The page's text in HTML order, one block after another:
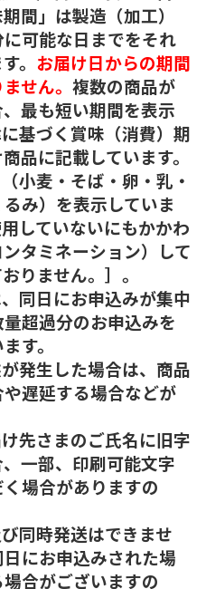
間」は製造（加工）
可能な日までをそれ
。 お届け日からの期間
せん。 複数の商品が
最も短い期間を表示
基づく賞味（消費）期
品に記載しています。
小麦・そば・卵・乳・
み）を表示していま
していないにもかかわ
タミネーション）して
りません。］。
同日にお申込みが集中
超過分のお申込みを
す。
発生した場合は、商品
遅延する場合などが
先さまのご氏名に旧字
一部、印刷可能文字
場合がありますの
同時発送はできませ
にお申込みされた場
合がございますの